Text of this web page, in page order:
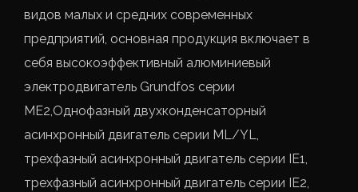
видов малых и средних современных
предприятий, основная продукция включает в
себя высокоэффективный алюминиевый
электродвигатель Grundfos серии
ME2,Однофазный двухконденсаторный
асинхронный двигатель серии ML/YL,
трехфазный асинхронный двигатель серии IE1,
трехфазный асинхронный двигатель серии IE2,